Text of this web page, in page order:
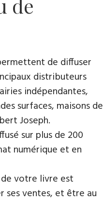
de
de diffuser
distributeurs
indépendantes,
surfaces, maisons de
Joseph.
sur plus de 200
numérique et en
votre livre est
ventes, et être au